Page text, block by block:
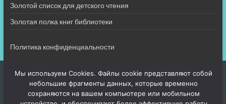
Золотой список для детского чтения
Золотая полка книг библиотеки
Политика конфиденциальности
Мы используем Cookies. Файлы cookie представляют собой
небольшие фрагменты данных, которые временно
сохраняются на вашем компьютере или мобильном